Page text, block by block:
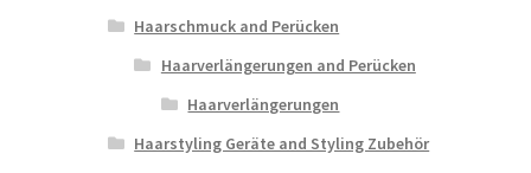
Haarschmuck and Perücken
Haarverlängerungen and Perücken
Haarverlängerungen
Haarstyling Geräte and Styling Zubehör